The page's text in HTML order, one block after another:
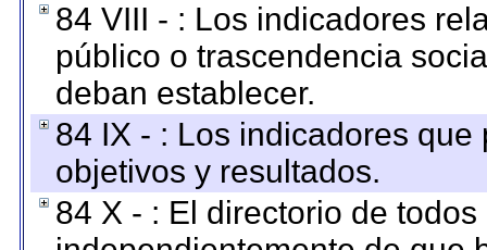
84 VIII - : Los indicadores
público o trascendencia
deban establecer.
84 IX - : Los indicadores
objetivos y resultados.
84 X - : El directorio de